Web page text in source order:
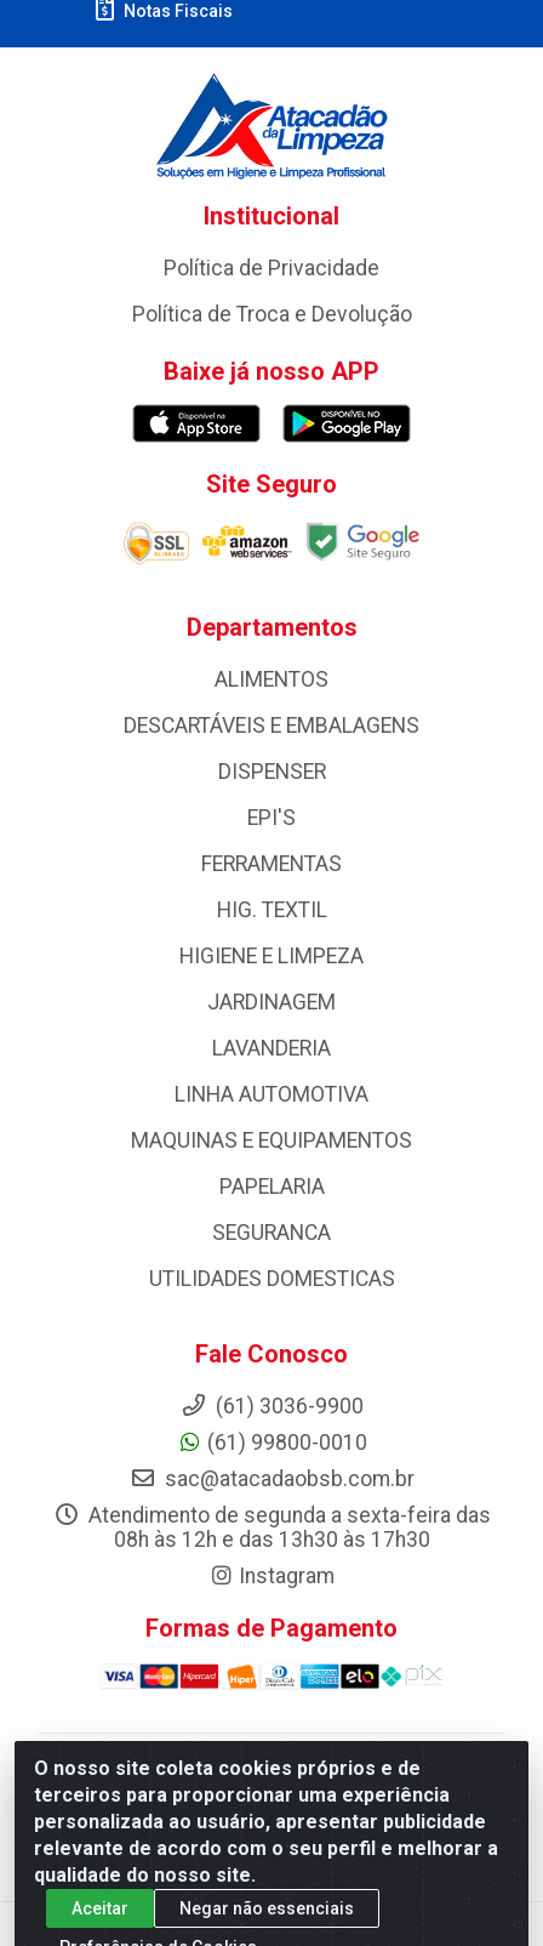
O nosso site coleta cookies próprios e de
terceiros para proporcionar uma experiência
personalizada ao usuário, apresentar publicidade
relevante de acordo com o seu perfil e melhorar a
qualidade do nosso site.
Aceitar
Negar não essenciais
Notas Fiscais
Institucional
Política de Privacidade
Política de Troca e Devolução
Baixe já nosso APP
Site Seguro
Departamentos
ALIMENTOS
DESCARTÁVEIS E EMBALAGENS
DISPENSER
EPI'S
FERRAMENTAS
HIG. TEXTIL
HIGIENE E LIMPEZA
JARDINAGEM
LAVANDERIA
LINHA AUTOMOTIVA
MAQUINAS E EQUIPAMENTOS
PAPELARIA
SEGURANCA
UTILIDADES DOMESTICAS
Fale Conosco
(61) 3036-9900
(61) 99800-0010
sac@atacadaobsb.com.br
Atendimento de segunda a sexta-feira das
08h às 12h e das 13h30 às 17h30
Instagram
Formas de Pagamento
Atacadao da Limpeza F. Pereira Queiroz Comercio e
Distribuicao LTDA - Quadra Qi 10 Lotes 39 e, 41 - Setor
Industrial (Taguatinga), Brasília/DF - CEP 72.135-100 -
CNPJ 13.184.675/0001-80